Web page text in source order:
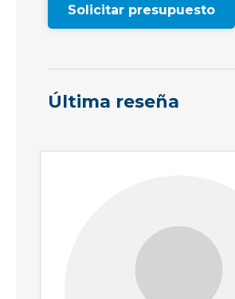
Solicitar presupuesto
Última reseña